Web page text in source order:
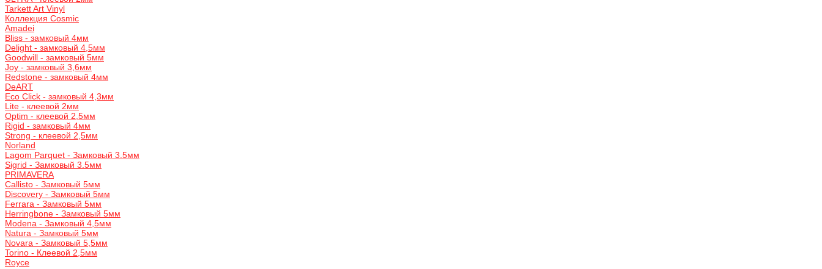
Tarkett Art Vinyl
Коллекция Cosmic
Amadei
Bliss - замковый 4мм
Delight - замковый 4,5мм
Goodwill - замковый 5мм
Joy - замковый 3,6мм
Redstone - замковый 4мм
DeART
Eco Click - замковый 4,3мм
Lite - клеевой 2мм
Optim - клеевой 2,5мм
Rigid - замковый 4мм
Strong - клеевой 2,5мм
Norland
Lagom Parquet - Замковый 3.5мм
Sigrid - Замковый 3.5мм
PRIMAVERA
Callisto - Замковый 5мм
Discovery - Замковый 5мм
Ferrara - Замковый 5мм
Herringbone - Замковый 5мм
Modena - Замковый 4,5мм
Natura - Замковый 5мм
Novara - Замковый 5,5мм
Torino - Клеевой 2,5мм
Royce